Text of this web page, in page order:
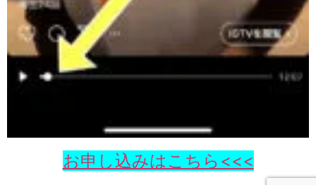
お申し込みはこちら<<<